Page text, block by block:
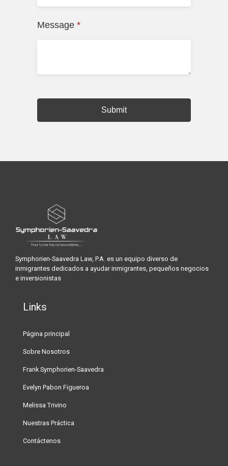
Symphorien-Saavedra Law, P.A. es un equipo diverso de
inmigrantes dedicados a ayudar inmigrantes, pequeños negocios
e inversionistas
Links
Página principal
Sobre Nosotros
Frank Symphorien-Saavedra
Evelyn Pabon Figueroa
Melissa Trivino
Nuestras Práctica
Contáctenos